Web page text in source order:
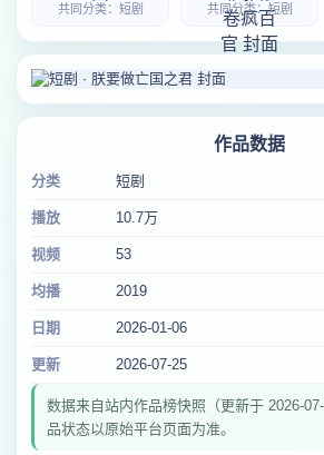
共同分类：短剧 共同分类：短剧
作品数据
分类 短剧
播放 10.7万
视频 53
均播 2019
日期 2026-01-06
更新 2026-07-25
数据来自站内作品榜快照（更新于 2026-
品状态以原始平台页面为准。